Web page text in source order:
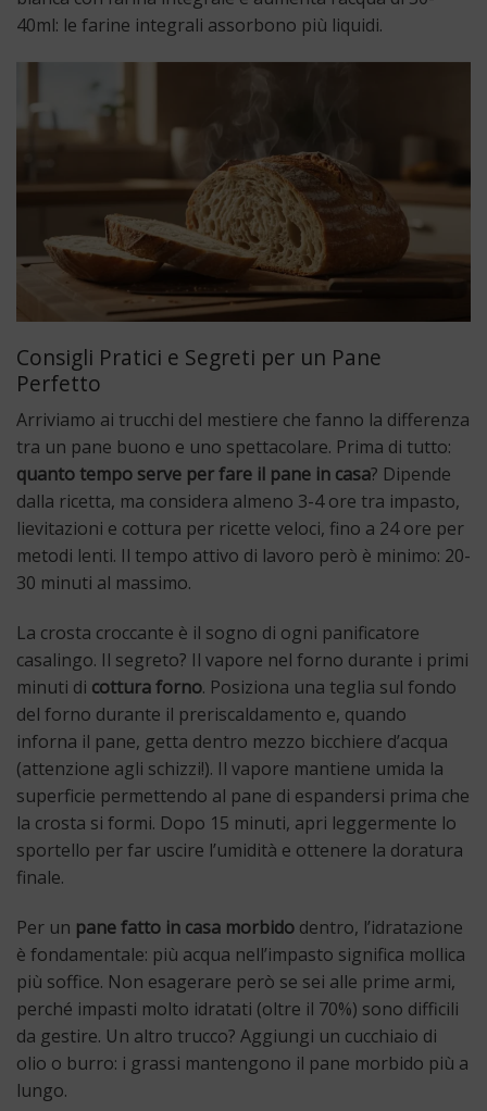
40ml: le farine integrali assorbono più liquidi.
Consigli Pratici e Segreti per un Pane
Perfetto
Arriviamo ai trucchi del mestiere che fanno la differenza
tra un pane buono e uno spettacolare. Prima di tutto:
quanto tempo serve per fare il pane in casa? Dipende
dalla ricetta, ma considera almeno 3-4 ore tra impasto,
lievitazioni e cottura per ricette veloci, fino a 24 ore per
metodi lenti. Il tempo attivo di lavoro però è minimo: 20-
30 minuti al massimo.
La crosta croccante è il sogno di ogni panificatore
casalingo. Il segreto? Il vapore nel forno durante i primi
minuti di cottura forno. Posiziona una teglia sul fondo
del forno durante il preriscaldamento e, quando
inforna il pane, getta dentro mezzo bicchiere d’acqua
(attenzione agli schizzi!). Il vapore mantiene umida la
superficie permettendo al pane di espandersi prima che
la crosta si formi. Dopo 15 minuti, apri leggermente lo
sportello per far uscire l’umidità e ottenere la doratura
finale.
Per un pane fatto in casa morbido dentro, l’idratazione
è fondamentale: più acqua nell’impasto significa mollica
più soffice. Non esagerare però se sei alle prime armi,
perché impasti molto idratati (oltre il 70%) sono difficili
da gestire. Un altro trucco? Aggiungi un cucchiaio di
olio o burro: i grassi mantengono il pane morbido più a
lungo.